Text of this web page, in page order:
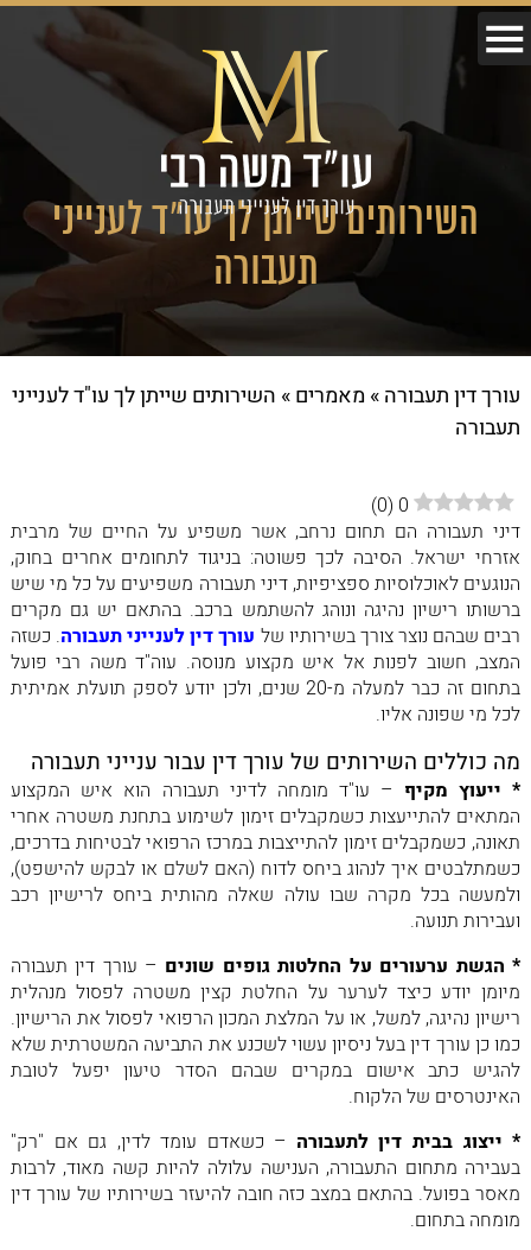
השירותים שייתן לך עו"ד לענייני
תעבורה
עורך דין תעבורה» מאמרים» השירותים שייתן לך עו"ד לענייני
תעבורה
0
(
0
)
דיני תעבורה הם תחום נרחב, אשר משפיע על החיים של מרבית
אזרחי ישראל. הסיבה לכך פשוטה: בניגוד לתחומים אחרים בחוק,
הנוגעים לאוכלוסיות ספציפיות, דיני תעבורה משפיעים על כל מי שיש
ברשותו רישיון נהיגה ונוהג להשתמש ברכב. בהתאם יש גם מקרים
רבים שבהם נוצר צורך בשירותיו של עורך דין לענייני תעבורה. כשזה
המצב, חשוב לפנות אל איש מקצוע מנוסה. עוה"ד משה רבי פועל
בתחום זה כבר למעלה מ-20 שנים, ולכן יודע לספק תועלת אמיתית
לכל מי שפונה אליו.
מה כוללים השירותים של עורך דין עבור ענייני תעבורה
* ייעוץ מקיף – עו"ד מומחה לדיני תעבורה הוא איש המקצוע
המתאים להתייעצות כשמקבלים זימון לשימוע בתחנת משטרה אחרי
תאונה, כשמקבלים זימון להתייצבות במרכז הרפואי לבטיחות בדרכים,
כשמתלבטים איך לנהוג ביחס לדוח (האם לשלם או לבקש להישפט),
ולמעשה בכל מקרה שבו עולה שאלה מהותית ביחס לרישיון רכב
ועבירות תנועה.
* הגשת ערעורים על החלטות גופים שונים – עורך דין תעבורה
מיומן יודע כיצד לערער על החלטת קצין משטרה לפסול מנהלית
רישיון נהיגה, למשל, או על המלצת המכון הרפואי לפסול את הרישיון.
כמו כן עורך דין בעל ניסיון עשוי לשכנע את התביעה המשטרתית שלא
להגיש כתב אישום במקרים שבהם הסדר טיעון יפעל לטובת
האינטרסים של הלקוח.
* ייצוג בבית דין לתעבורה – כשאדם עומד לדין, גם אם "רק"
בעבירה מתחום התעבורה, הענישה עלולה להיות קשה מאוד, לרבות
מאסר בפועל. בהתאם במצב כזה חובה להיעזר בשירותיו של עורך דין
מומחה בתחום.